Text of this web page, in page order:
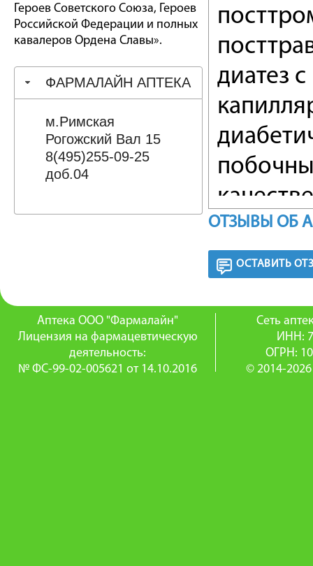
Героев Советского Союза, Героев
Российской Федерации и полных
кавалеров Ордена Славы».
ФАРМАЛАЙН АПТЕКА
м.Римская
Рогожский Вал 15
8(495)255-09-25
доб.04
диатез
на
магния
ОТЗЫВЫ ОБ
ОСТАВИТЬ
Аптека ООО "Фармалайн"
Лицензия на фармацевтическую
деятельность:
№ ФС-99-02-005621 от 14.10.2016
Сеть
ИНН:
ОГРН:
© 2014-